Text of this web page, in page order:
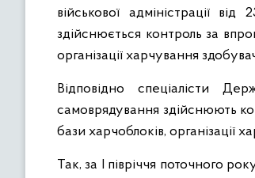
військової адміністрації
здійснюється контроль за
організації харчування
Відповідно спеціалісти
самоврядування здійснюють
бази харчоблоків,
Так, за І півріччя поточного